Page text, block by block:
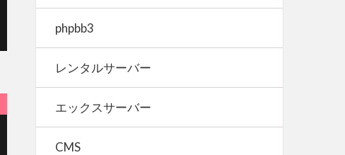
phpbb3
レンタルサーバー
エックスサーバー
CMS